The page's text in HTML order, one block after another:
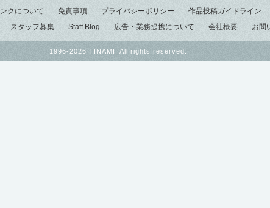
クについて 免責事項 プライバシーポリシー 作品投稿ガイドライン
スタッフ募集 Staff Blog 広告・業務提携について 会社概要 お問
1996-2026 TINAMI. All rights reserved.